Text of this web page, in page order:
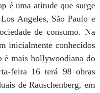
é uma atitude que surge
Angeles, São Paulo e
de consumo. Na
inicialmente conhecidos
é mais hollywoodiana do
feira 16 terá 98 obras
de Rauschenberg, em